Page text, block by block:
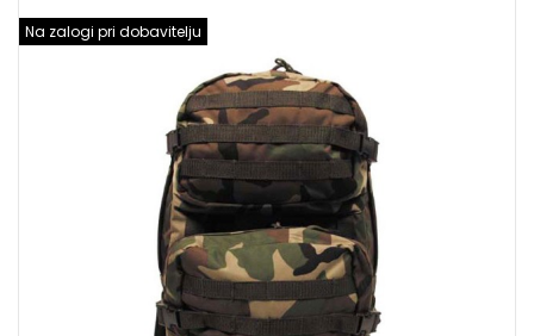
Na zalogi pri dobavitelju